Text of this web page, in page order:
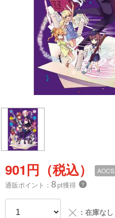
901円（税込） AOCS
通販ポイント： 8pt獲得 ？
╳ ：在庫なし